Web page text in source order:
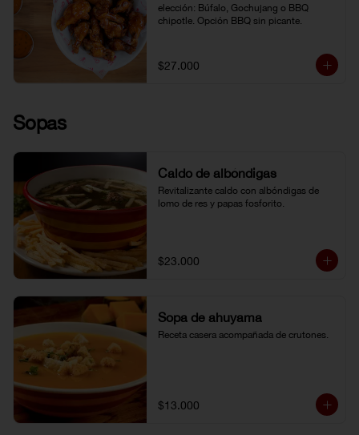
elección: Búfalo, Gochujang o BBQ
chipotle. Opción BBQ sin picante.
$27.000
Sopas
Caldo de albóndigas
Revitalizante caldo con albóndigas de
lomo de res y papas fosforito.
$23.000
Sopa de ahuyama
Receta casera acompañada de crutones.
$13.000